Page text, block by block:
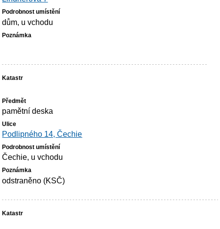
dům, u vchodu
pamětní deska
Podlipného 14, Čechie
Čechie, u vchodu
odstraněno (KSČ)